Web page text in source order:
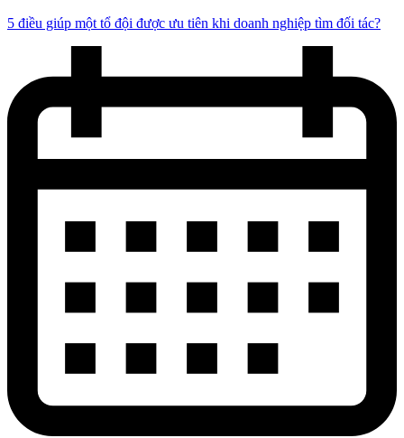
5 điều giúp một tổ đội được ưu tiên khi doanh nghiệp tìm đối tác?